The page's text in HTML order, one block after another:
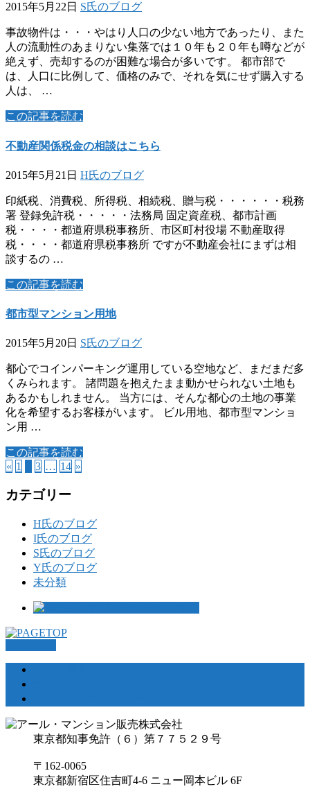
2015年5月22日 S氏のブログ
事故物件は・・・やはり人口の少ない地方であったり、また
人の流動性のあまりない集落では１０年も２０年も噂などが
絶えず、売却するのが困難な場合が多いです。 都市部で
は、人口に比例して、価格のみで、それを気にせず購入する
人は、 …
この記事を読む
不動産関係税金の相談はこちら
2015年5月21日 H氏のブログ
印紙税、消費税、所得税、相続税、贈与税・・・・・・税務
署 登録免許税・・・・・法務局 固定資産税、都市計画
税・・・・都道府県税事務所、市区町村役場 不動産取得
税・・・・都道府県税事務所 ですが不動産会社にまずは相
談するの …
この記事を読む
都市型マンション用地
2015年5月20日 S氏のブログ
都心でコインパーキング運用している空地など、まだまだ多
くみられます。 諸問題を抱えたまま動かせられない土地も
あるかもしれません。 当方には、そんな都心の土地の事業
化を希望するお客様がいます。 ビル用地、都市型マンショ
ン用 …
この記事を読む
« 1 3 … 14 »
カテゴリー
H氏のブログ
I氏のブログ
S氏のブログ
Y氏のブログ
未分類
東京都知事免許（６）第７７５２９号
〒162-0065
東京都新宿区住吉町4-6 ニュー岡本ビル 6F